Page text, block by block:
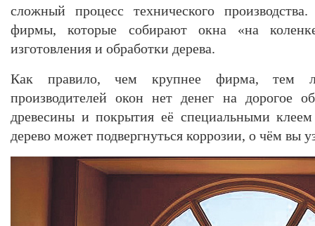
сложный процесс технического производства.
фирмы, которые собирают окна «на
изготовления и обработки дерева.
Как правило, чем крупнее фирма, тем
производителей окон нет денег на дорогое
древесины и покрытия её специальными
дерево может подвергнуться коррозии, о чём вы